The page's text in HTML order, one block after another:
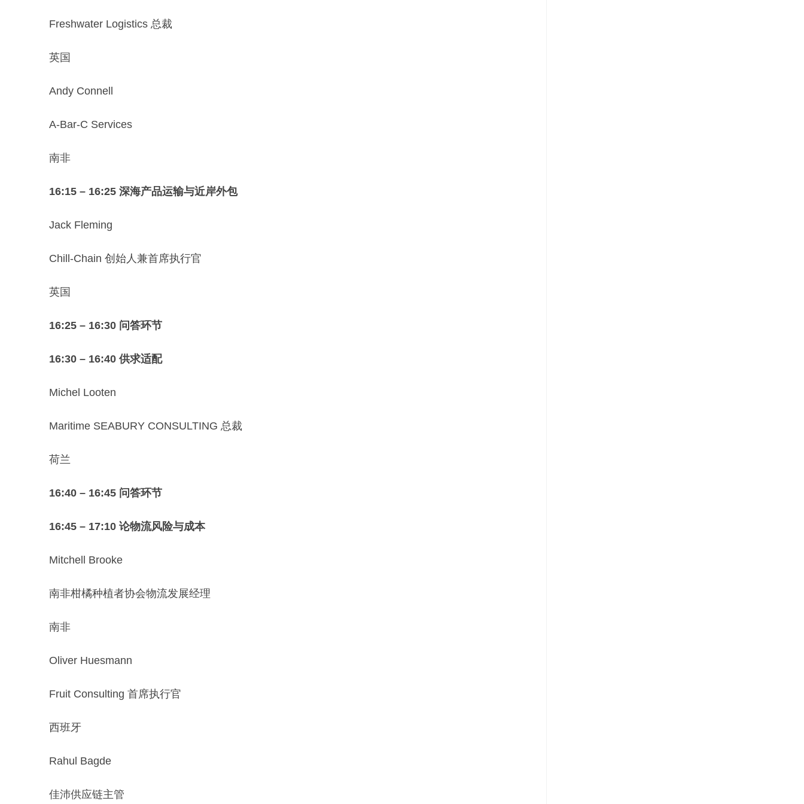
Freshwater Logistics 总裁
英国
Andy Connell
A-Bar-C Services
南非
16:15 – 16:25 深海产品运输与近岸外包
Jack Fleming
Chill-Chain 创始人兼首席执行官
英国
16:25 – 16:30 问答环节
16:30 – 16:40 供求适配
Michel Looten
Maritime SEABURY CONSULTING 总裁
荷兰
16:40 – 16:45 问答环节
16:45 – 17:10 论物流风险与成本
Mitchell Brooke
南非柑橘种植者协会物流发展经理
南非
Oliver Huesmann
Fruit Consulting 首席执行官
西班牙
Rahul Bagde
佳沛供应链主管